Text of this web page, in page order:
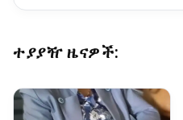
ተያያዥ ዜናዎች: